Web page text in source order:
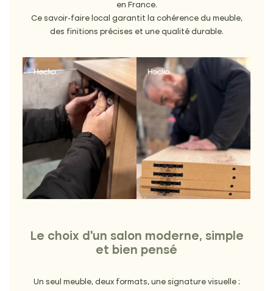
en France.
Ce savoir-faire local garantit la cohérence du meuble,
des finitions précises et une qualité durable.
Le choix d’un salon moderne, simple
et bien pensé
Un seul meuble, deux formats, une signature visuelle :